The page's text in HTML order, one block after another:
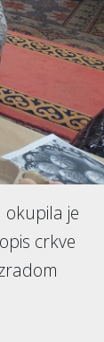
okupila je
crkve